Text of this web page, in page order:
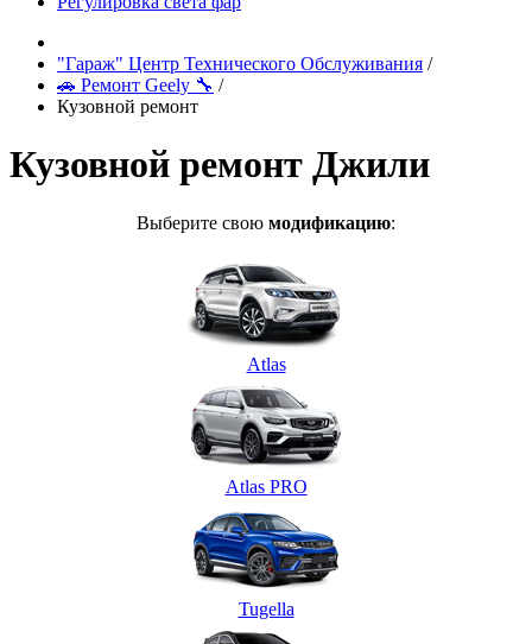
"Гараж" Центр Технического Обслуживания /
🚗 Ремонт Geely 🔧 /
Кузовной ремонт
Кузовной ремонт Джили
Выберите свою модификацию:
Atlas
Atlas PRO
Tugella